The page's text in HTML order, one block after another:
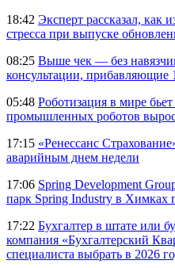
18:42 Эксперт рассказал, как
стресса при выпуске
08:25 Выше чек — без
консультации, прибавляющие
05:48 Роботизация в мире
промышленных роботов
17:15 «Ренессанс
аварийным днем недели
17:06 Spring Development
парк Spring Industry в Химках
17:22 Бухгалтер в штате или
компания «Бухгалтерский
специалиста выбрать в 2026